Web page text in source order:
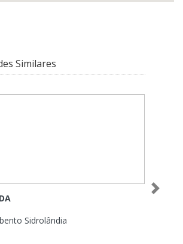
Similares
Sidrolândia
Próximo